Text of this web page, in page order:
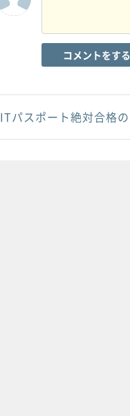
コメントをする
ITパスポート絶対合格